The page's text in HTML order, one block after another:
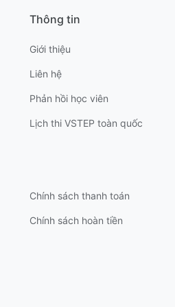
Thông tin
Giới thiệu
Liên hệ
Phản hồi học viên
Lịch thi VSTEP toàn quốc
Chính sách thanh toán
Chính sách hoàn tiền